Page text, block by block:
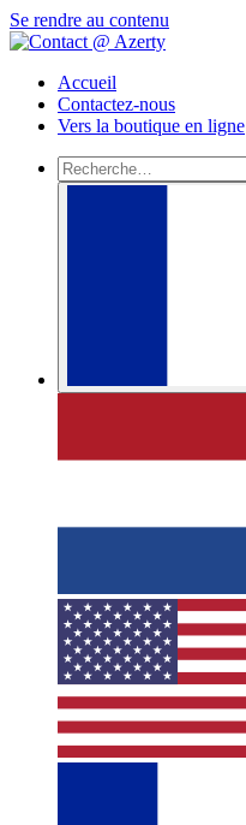
Se rendre au contenu
Accueil
Contactez-nous
Vers la boutique en ligne